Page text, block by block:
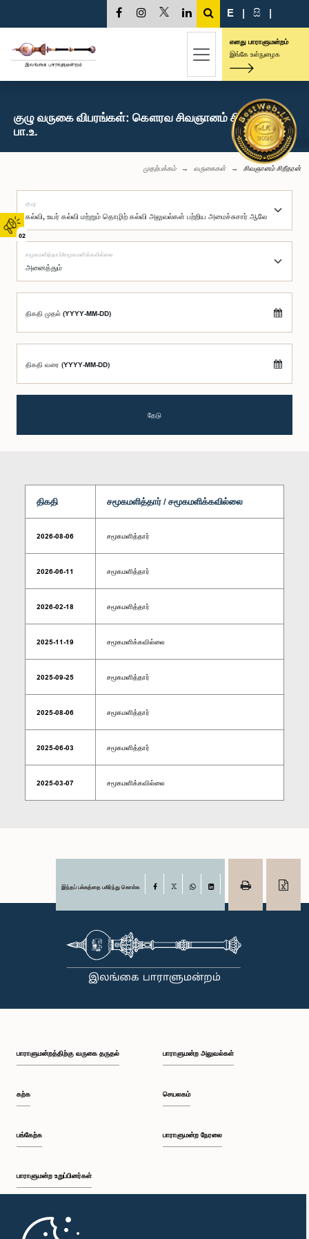
02
E | සි |
எனது பாராளுமன்றம்
இங்கே உள்நுழைக
குழு வருகை விபரங்கள்: கௌரவ சிவஞானம் சிறீதரன்,
பா.உ.
முதற்பக்கம் வருகைகள் சிவஞானம் சிறீதரன்
குழு
சமூகமளித்தார்/சமூகமளிக்கவில்லை
திகதி முதல் (YYYY-MM-DD)
திகதி வரை (YYYY-MM-DD)
தேடு
திகதி சமூகமளித்தார் / சமூகமளிக்கவில்லை
2026-08-06 சமூகமளித்தார்
2026-06-11 சமூகமளித்தார்
2026-02-18 சமூகமளித்தார்
2025-11-19 சமூகமளிக்கவில்லை
2025-09-25 சமூகமளித்தார்
2025-08-06 சமூகமளித்தார்
2025-06-03 சமூகமளித்தார்
2025-03-07 சமூகமளிக்கவில்லை
இந்தப் பக்கத்தை பகிர்ந்து கொள்க Facebook
பாராளுமன்றத்திற்கு வருகை தருதல்
கற்க
பங்கேற்க
பாராளுமன்ற உறுப்பினர்கள்
முதற்பக்கம்
பாராளுமன்ற அலுவல்கள்
செயலகம்
பாராளுமன்ற நேரலை